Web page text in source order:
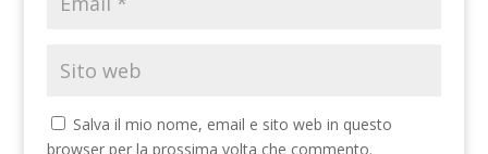
Salva il mio nome, email e sito web in questo
browser per la prossima volta che commento.